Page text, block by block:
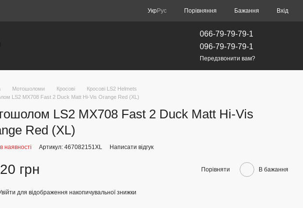
УкрРус Порівняння Бажання Вхід
066-79-79-79-1
096-79-79-79-1
Передзвонити вам?
Мотошоломи Кросові
Кросові LS2 Helmets
LS2 MX708 Fast 2 Duck Matt Hi-Vis Orange Red (XL)
LS2 MX708 Fast 2 Duck Matt Hi-Vis
Red (XL)
наявності Артикул: 467082151XL Написати відгук
грн Порівняти В бажання
для відображення накопичувальної знижки